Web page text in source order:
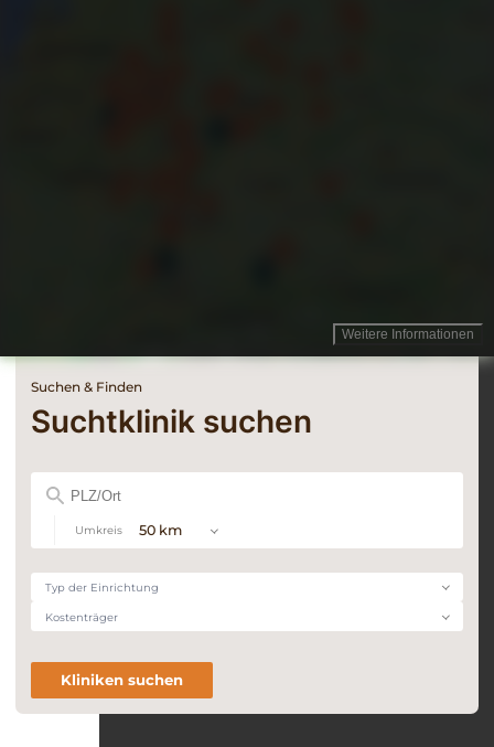
Weitere Informationen
Suchen & Finden
Suchtklinik suchen
Postleitzahl
oder
Umkreis 50 km
Typ
der
Einrichtung
Typ der Einrichtung
Kostenträger
Kostenträger